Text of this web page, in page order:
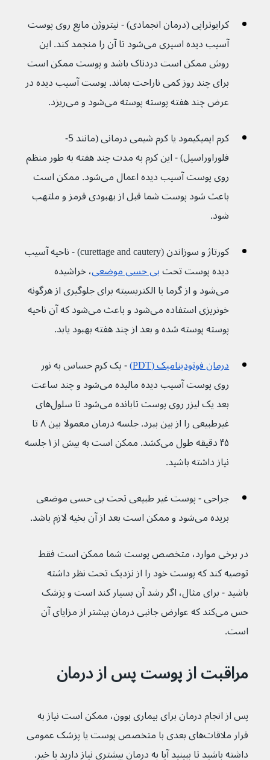
کرایوتراپی (درمان انجمادی) - نیتروژن مایع روی پوست
آسیب دیده اسپری می‌شود تا آن را منجمد کند. این
روش ممکن است دردناک باشد و پوست ممکن است
برای چند روز کمی ناراحت بماند. پوست آسیب دیده در
عرض چند هفته پوسته پوسته می‌شود و می‌ریزد.
کرم ایمیکیمود یا کرم شیمی درمانی (مانند 5-
فلوراوراسیل) - این کرم به مدت چند هفته به طور منظم
روی پوست آسیب دیده اعمال می‌شود. ممکن است
باعث شود پوست شما قبل از بهبودی قرمز و ملتهب
شود.
کورتاژ و سوزاندن (curettage and cautery) - ناحیه آسیب
دیده پوست تحت بی حسی موضعی، خراشیده
می‌شود و از گرما یا الکتریسیته برای جلوگیری از هرگونه
خونریزی استفاده می‌شود و باعث می‌شود که آن ناحیه
پوسته پوسته شده و بعد از چند هفته بهبود یابد.
درمان فوتودینامیک (PDT)
- یک کرم حساس به نور
روی پوست آسیب دیده مالیده می‌شود و چند ساعت
بعد یک لیزر روی پوست تابانده می‌شود تا سلول‌های
غیرطبیعی را از بین ببرد. جلسه درمان معمولا بین ۸ تا
۴۵ دقیقه طول می‌کشد. ممکن است به بیش از ۱ جلسه
نیاز داشته باشید.
جراحی - پوست غیر طبیعی تحت بی حسی موضعی
بریده می‌شود و ممکن است بعد از آن بخیه لازم باشد.
در برخی موارد، متخصص پوست شما ممکن است فقط
توصیه کند که پوست خود را از نزدیک تحت نظر داشته
باشید - برای مثال، اگر رشد آن بسیار کند است و پزشک
حس می‌کند که عوارض جانبی درمان بیشتر از مزایای آن
است.
مراقبت از پوست پس از درمان
پس از انجام درمان برای بیماری بوون، ممکن است نیاز به
قرار ملاقات‌های بعدی با متخصص پوست یا پزشک عمومی
داشته باشید تا ببینید آیا به درمان بیشتری نیاز دارید یا خیر.